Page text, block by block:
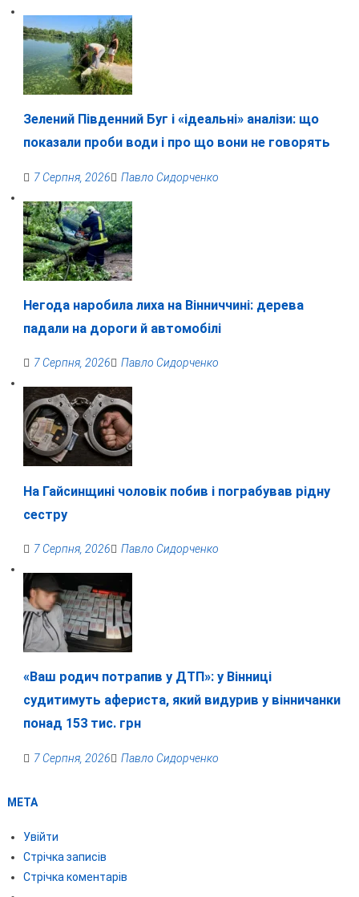
Зелений Південний Буг і «ідеальні» аналізи: що
показали проби води і про що вони не говорять
7 Серпня, 2026 Павло Сидорченко
Негода наробила лиха на Вінниччині: дерева
падали на дороги й автомобілі
7 Серпня, 2026 Павло Сидорченко
На Гайсинщині чоловік побив і пограбував рідну
сестру
7 Серпня, 2026 Павло Сидорченко
«Ваш родич потрапив у ДТП»: у Вінниці
судитимуть афериста, який видурив у вінничанки
понад 153 тис. грн
7 Серпня, 2026 Павло Сидорченко
МЕТА
Увійти
Стрічка записів
Стрічка коментарів